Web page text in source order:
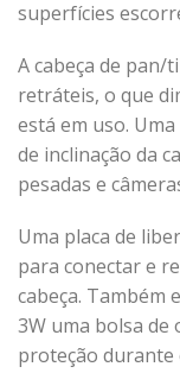
superfícies
A cabeça de pan/
retráteis, o que
está em uso.
de inclinação da
pesadas e
Uma placa de
para conectar e
cabeça. Também
3W uma bolsa
proteção